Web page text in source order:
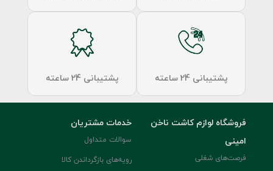
پشتیبانی 24 ساعته پشتیبانی 24 ساعته
فروشگاه لوازم کاشت ناخن
امینی
فرصت‌های شغلی
خدمات مشتریان
سوالات متداول
رویه‌های بازگرداندن کالا